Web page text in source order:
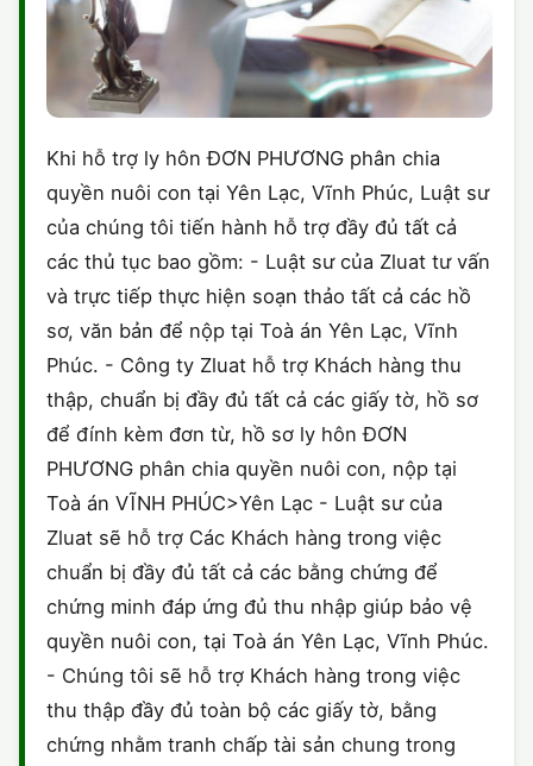
Khi hỗ trợ ly hôn ĐƠN PHƯƠNG phân chia
quyền nuôi con tại Yên Lạc, Vĩnh Phúc, Luật sư
của chúng tôi tiến hành hỗ trợ đầy đủ tất cả
các thủ tục bao gồm: - Luật sư của Zluat tư vấn
và trực tiếp thực hiện soạn thảo tất cả các hồ
sơ, văn bản để nộp tại Toà án Yên Lạc, Vĩnh
Phúc. - Công ty Zluat hỗ trợ Khách hàng thu
thập, chuẩn bị đầy đủ tất cả các giấy tờ, hồ sơ
để đính kèm đơn từ, hồ sơ ly hôn ĐƠN
PHƯƠNG phân chia quyền nuôi con, nộp tại
Toà án VĨNH PHÚC>Yên Lạc - Luật sư của
Zluat sẽ hỗ trợ Các Khách hàng trong việc
chuẩn bị đầy đủ tất cả các bằng chứng để
chứng minh đáp ứng đủ thu nhập giúp bảo vệ
quyền nuôi con, tại Toà án Yên Lạc, Vĩnh Phúc.
- Chúng tôi sẽ hỗ trợ Khách hàng trong việc
thu thập đầy đủ toàn bộ các giấy tờ, bằng
chứng nhằm tranh chấp tài sản chung trong